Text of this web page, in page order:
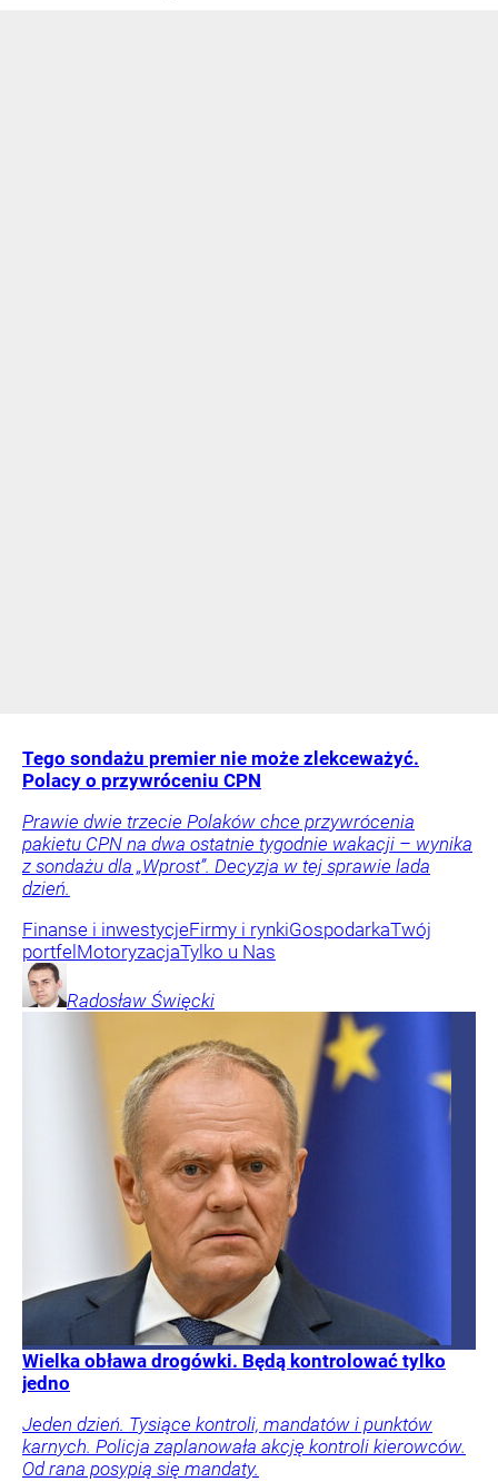
Tego sondażu premier nie może zlekceważyć.
Polacy o przywróceniu CPN
Prawie dwie trzecie Polaków chce przywrócenia
pakietu CPN na dwa ostatnie tygodnie wakacji – wynika
z sondażu dla „Wprost”. Decyzja w tej sprawie lada
dzień.
Finanse i inwestycjeFirmy i rynkiGospodarkaTwój
portfel MotoryzacjaTylko u Nas
Radosław Święcki
Wielka obława drogówki. Będą kontrolować tylko
jedno
Jeden dzień. Tysiące kontroli, mandatów i punktów
karnych. Policja zaplanowała akcję kontroli kierowców.
Od rana posypią się mandaty.